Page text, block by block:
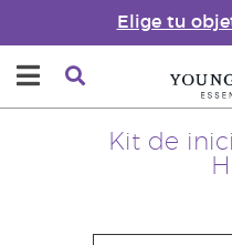
Elige tu
Kit de